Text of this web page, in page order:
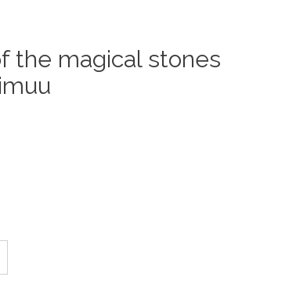
the magical stones